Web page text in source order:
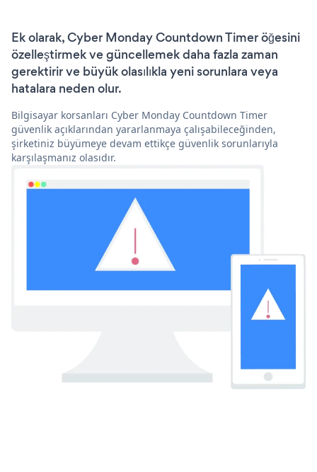
Ek olarak, Cyber Monday Countdown Timer öğesini
özelleştirmek ve güncellemek daha fazla zaman
gerektirir ve büyük olasılıkla yeni sorunlara veya
hatalara neden olur.
Bilgisayar korsanları Cyber Monday Countdown Timer
güvenlik açıklarından yararlanmaya çalışabileceğinden,
şirketiniz büyümeye devam ettikçe güvenlik sorunlarıyla
karşılaşmanız olasıdır.